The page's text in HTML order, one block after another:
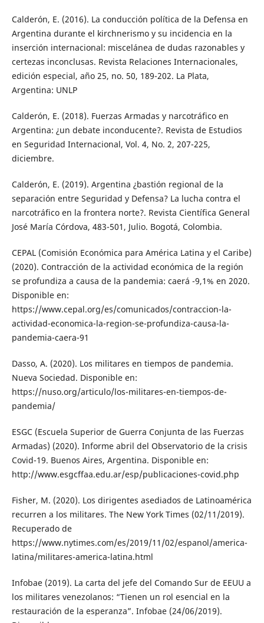
Calderón, E. (2016). La conducción política de la Defensa en
Argentina durante el kirchnerismo y su incidencia en la
inserción internacional: miscelánea de dudas razonables y
certezas inconclusas. Revista Relaciones Internacionales,
edición especial, año 25, no. 50, 189-202. La Plata,
Argentina: UNLP
Calderón, E. (2018). Fuerzas Armadas y narcotráfico en
Argentina: ¿un debate inconducente?. Revista de Estudios
en Seguridad Internacional, Vol. 4, No. 2, 207-225,
diciembre.
Calderón, E. (2019). Argentina ¿bastión regional de la
separación entre Seguridad y Defensa? La lucha contra el
narcotráfico en la frontera norte?. Revista Científica General
José María Córdova, 483-501, Julio. Bogotá, Colombia.
CEPAL (Comisión Económica para América Latina y el Caribe)
(2020). Contracción de la actividad económica de la región
se profundiza a causa de la pandemia: caerá -9,1% en 2020.
Disponible en:
https://www.cepal.org/es/comunicados/contraccion-la-
actividad-economica-la-region-se-profundiza-causa-la-
pandemia-caera-91
Dasso, A. (2020). Los militares en tiempos de pandemia.
Nueva Sociedad. Disponible en:
https://nuso.org/articulo/los-militares-en-tiempos-de-
pandemia/
ESGC (Escuela Superior de Guerra Conjunta de las Fuerzas
Armadas) (2020). Informe abril del Observatorio de la crisis
Covid-19. Buenos Aires, Argentina. Disponible en:
http://www.esgcffaa.edu.ar/esp/publicaciones-covid.php
Fisher, M. (2020). Los dirigentes asediados de Latinoamérica
recurren a los militares. The New York Times (02/11/2019).
Recuperado de
https://www.nytimes.com/es/2019/11/02/espanol/america-
latina/militares-america-latina.html
Infobae (2019). La carta del jefe del Comando Sur de EEUU a
los militares venezolanos: “Tienen un rol esencial en la
restauración de la esperanza”. Infobae (24/06/2019).